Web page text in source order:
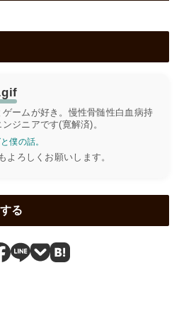
ームが好き。慢性骨髄性白血病持
ジニアです(寛解済)。
僕の話。
もよろしくお願いします。
る